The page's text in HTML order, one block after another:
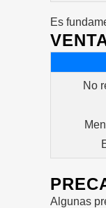
Es
No
Algunas